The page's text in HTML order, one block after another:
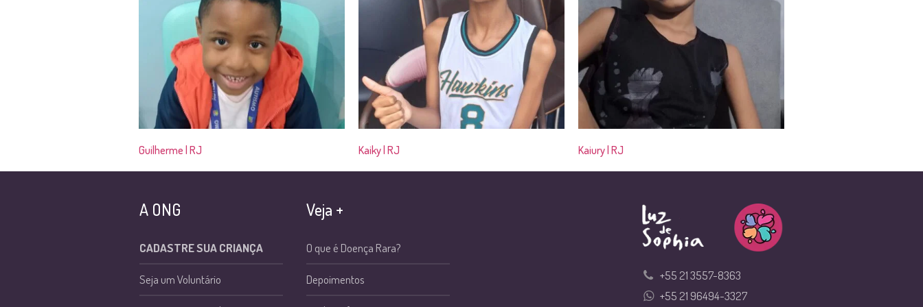
Guilherme | RJ Kaiky | RJ Kaiury | RJ
A ONG
CADASTRE SUA CRIANÇA
Seja um Voluntário
Veja +
O que é Doença Rara?
Depoimentos
+55 21 3557-8363
+55 21 96494-3327